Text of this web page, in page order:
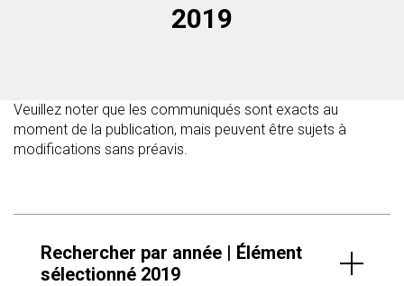
2019
Veuillez noter que les communiqués sont exacts au
moment de la publication, mais peuvent être sujets à
modifications sans préavis.
Rechercher par année | Élément
sélectionné 2019